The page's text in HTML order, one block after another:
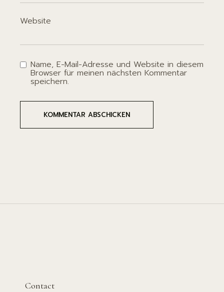
Website
Name, E-Mail-Adresse und Website in diesem
Browser für meinen nächsten Kommentar
speichern.
KOMMENTAR ABSCHICKEN
Contact